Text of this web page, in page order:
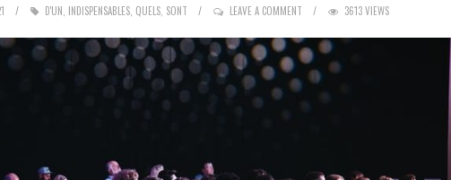
D'UN INDISPENSABLES, QUELS, SONT LEAVE A COMMENT 3613 VIEWS